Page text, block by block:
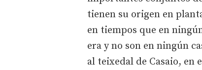
tienen su origen en
en tiempos que en
era y no son en ningún
al teixedal de Casaio, en